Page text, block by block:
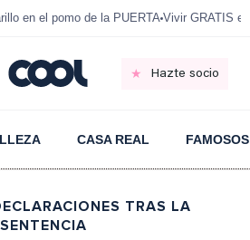
en el pomo de la PUERTA Vivir GRATIS
Hazte socio
CASA REAL FAMOSOS
TRAS LA
SENTENCIA